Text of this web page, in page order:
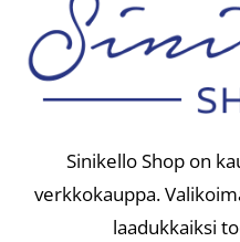
Sinikello Shop on
verkkokauppa.
laadukkaiksi